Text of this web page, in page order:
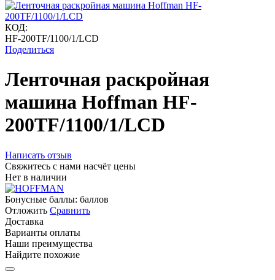
КОД:
HF-200TF/1100/1/LCD
Поделиться
Ленточная раскройная
машина Hoffman HF-
200TF/1100/1/LCD
Написать отзыв
Свяжитесь с нами насчёт цены
Нет в наличии
Бонусные баллы: баллов
Отложить Сравнить
Доставка
Варианты оплаты
Наши преимущества
Найдите похожие